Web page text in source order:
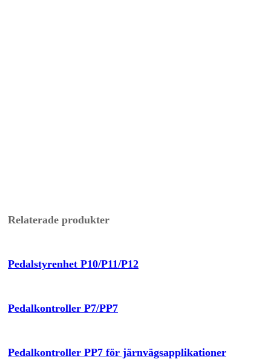
Relaterade produkter
Pedalstyrenhet P10/P11/P12
Pedalkontroller P7/PP7
Pedalkontroller PP7 för järnvägsapplikationer